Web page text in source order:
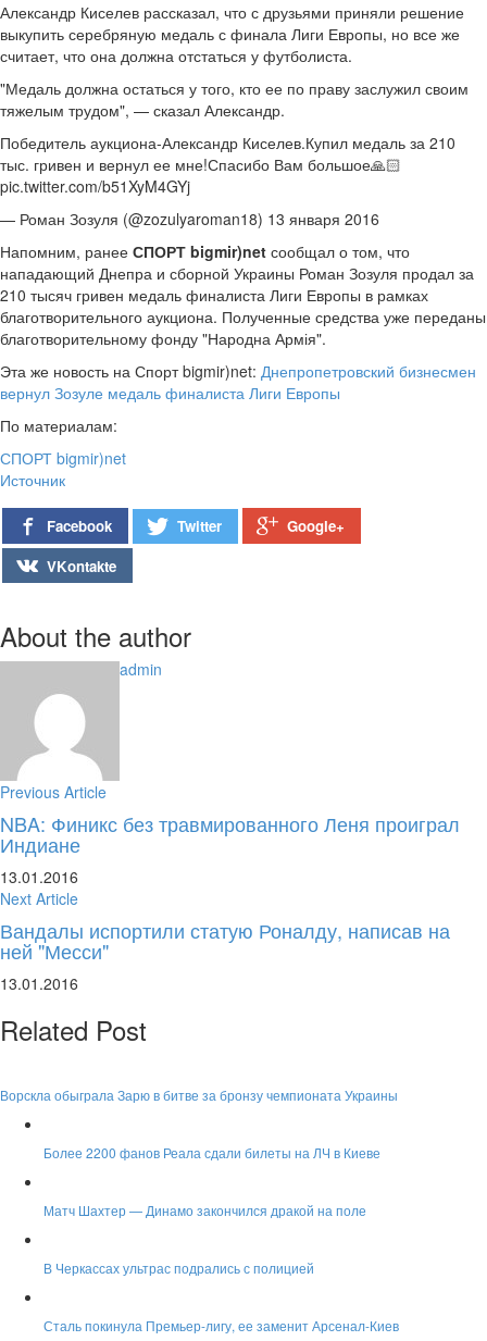
Александр Киселев рассказал, что с друзьями приняли решение
выкупить серебряную медаль с финала Лиги Европы, но все же
считает, что она должна отстаться у футболиста.
"Медаль должна остаться у того, кто ее по праву заслужил своим
тяжелым трудом", — сказал Александр.
Победитель аукциона-Александр Киселев.Купил медаль за 210
тыс. гривен и вернул ее мне!Спасибо Вам большое🙏🏻
pic.twitter.com/b51XyM4GYj
— Роман Зозуля (@zozulyaroman18) 13 января 2016
Напомним, ранее СПОРТ bigmir)net сообщал о том, что
нападающий Днепра и сборной Украины Роман Зозуля продал за
210 тысяч гривен медаль финалиста Лиги Европы в рамках
благотворительного аукциона. Полученные средства уже переданы
благотворительному фонду "Народна Армія".
Эта же новость на Спорт bigmir)net: Днепропетровский бизнесмен
вернул Зозуле медаль финалиста Лиги Европы
По материалам:
СПОРТ bigmir)net
Источник
Facebook Twitter
Google+
VKontakte
About the author
admin
Previous Article
NBA: Финикс без травмированного Леня проиграл
Индиане
13.01.2016
Next Article
Вандалы испортили статую Роналду, написав на
ней "Месси"
13.01.2016
Related Post
Ворскла обыграла Зарю в битве за бронзу чемпионата Украины
Более 2200 фанов Реала сдали билеты на ЛЧ в Киеве
Матч Шахтер — Динамо закончился дракой на поле
В Черкассах ультрас подрались с полицией
Сталь покинула Премьер-лигу, ее заменит Арсенал-Киев